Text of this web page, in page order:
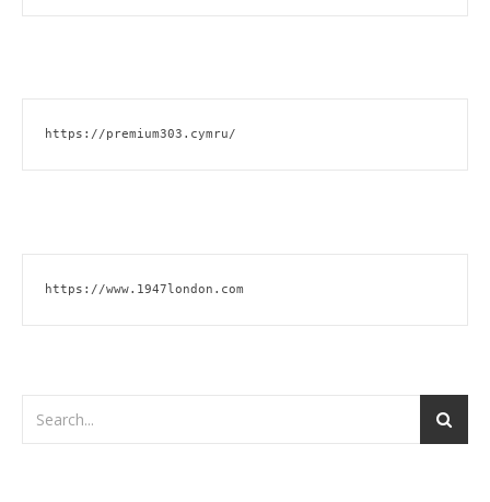
https://premium303.cymru/
https://www.1947london.com